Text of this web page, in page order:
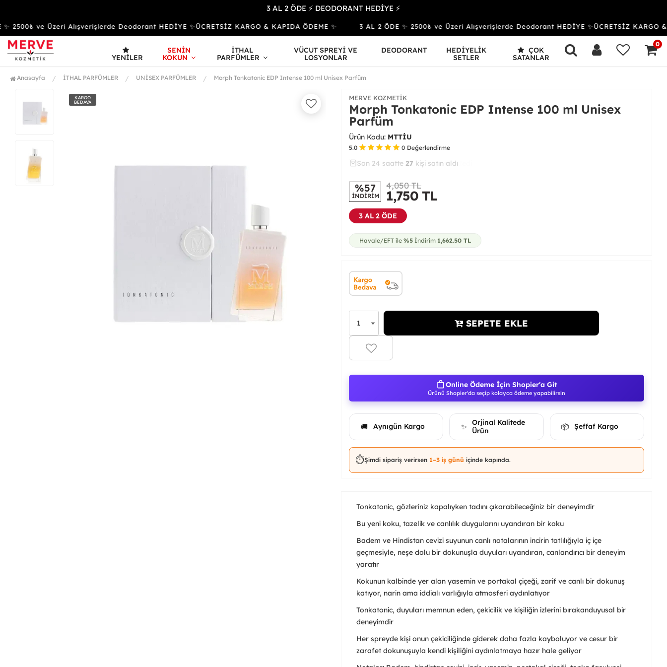
3 AL 2 ÖDE ⚡ DEODORANT HEDİYE ⚡
ve Üzeri Alışverişlerde Deodorant HEDİYE ✨ÜCRETSİZ KARGO & KAPIDA ÖDEME ✨ 3 AL 2 ÖDE ✨ 2500₺ ve Üzeri Alışverişlerde Deodorant HEDİYE ✨ÜCRETSİZ KARGO &
YENILER
SENİN
KOKUN
İTHAL
PARFÜMLER
VÜCUT SPREYİ VE
LOSYONLAR
DEODORANT
HEDİYELİK
SETLER
ÇOK
SATANLAR
0
Anasayfa İTHAL PARFÜMLER UNİSEX PARFÜMLER Morph Tonkatonic EDP Intense 100 ml Unisex Parfüm
KARGO
BEDAVA
MERVE KOZMETIK
Morph Tonkatonic EDP Intense 100 ml Unisex
Parfüm
Ürün Kodu: MTTİU
5.0 0 Değerlendirme
33 72
Son 24 saatte 27 kişi satın aldı
%57
İNDİRİM
4,050 TL
1,750 TL
3 AL 2 ÖDE
Havale/EFT ile %5 İndirim 1,662.50 TL
SEPETE EKLE
Online Ödeme İçin Shopier'a Git
Ürünü Shopier'da seçip kolayca ödeme yapabilirsin
🚚 Aynıgün Kargo ✨
Orjinal Kalitede
Ürün
📦 Şeffaf Kargo
⏱️Şimdi sipariş verirsen 1–3 iş günü içinde kapında.
Tonkatonic, gözleriniz kapalıyken tadını çıkarabileceğiniz bir deneyimdir
Bu yeni koku, tazelik ve canlılık duygularını uyandıran bir koku
Badem ve Hindistan cevizi suyunun canlı notalarının incirin tatlılığıyla iç içe
geçmesiyle, neşe dolu bir dokunuşla duyuları uyandıran, canlandırıcı bir deneyim
yaratır
Kokunun kalbinde yer alan yasemin ve portakal çiçeği, zarif ve canlı bir dokunuş
katıyor, narin ama iddialı varlığıyla atmosferi aydınlatıyor
Tonkatonic, duyuları memnun eden, çekicilik ve kişiliğin izlerini bırakanduyusal bir
deneyimdir
Her spreyde kişi onun çekiciliğinde giderek daha fazla kayboluyor ve cesur bir
zarafet dokunuşuyla kendi kişiliğini aydınlatmaya hazır hale geliyor